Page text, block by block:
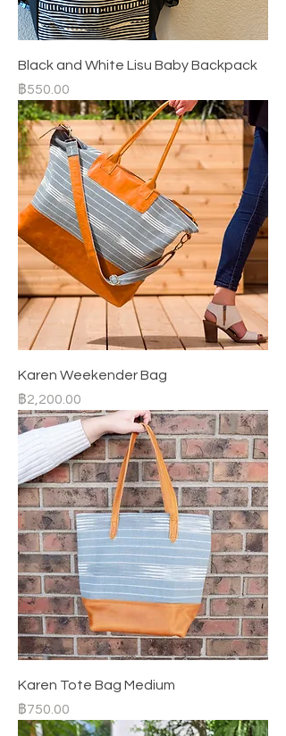
Black and White Lisu Baby Backpack
ราคา
฿550.00
Karen Weekender Bag
ราคา
฿2,200.00
Karen Tote Bag Medium
ราคา
฿750.00